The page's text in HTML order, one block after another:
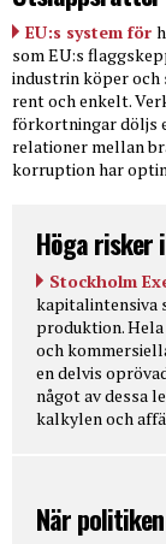
EU:s system för
som EU:s
industrin köper
rent och enkelt.
förkortningar döljs
relationer mellan
korruption har
Höga risker
Stockholm
kapitalintensiva
produktion.
och
en delvis
något av dessa
kalkylen och
När